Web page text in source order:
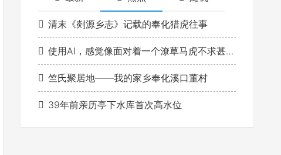
清末《剡源乡志》记载的奉化猎虎往事
使用AI，感觉像面对着一个潦草马虎不求甚解的学生
竺氏聚居地——我的家乡奉化溪口董村
39年前亲历亭下水库首次高水位